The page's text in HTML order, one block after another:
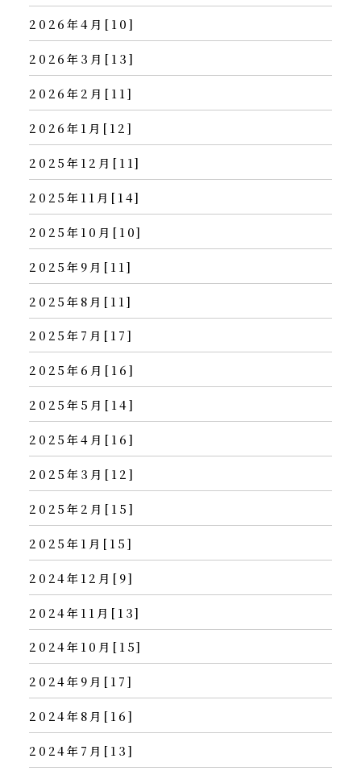
2026年4月[10]
2026年3月[13]
2026年2月[11]
2026年1月[12]
2025年12月[11]
2025年11月[14]
2025年10月[10]
2025年9月[11]
2025年8月[11]
2025年7月[17]
2025年6月[16]
2025年5月[14]
2025年4月[16]
2025年3月[12]
2025年2月[15]
2025年1月[15]
2024年12月[9]
2024年11月[13]
2024年10月[15]
2024年9月[17]
2024年8月[16]
2024年7月[13]